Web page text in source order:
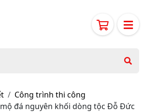
Công trình thi công
đá nguyên khối dòng tộc Đỗ Đức